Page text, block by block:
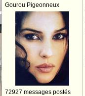
Gourou Pigeonneux
72927 messages postés